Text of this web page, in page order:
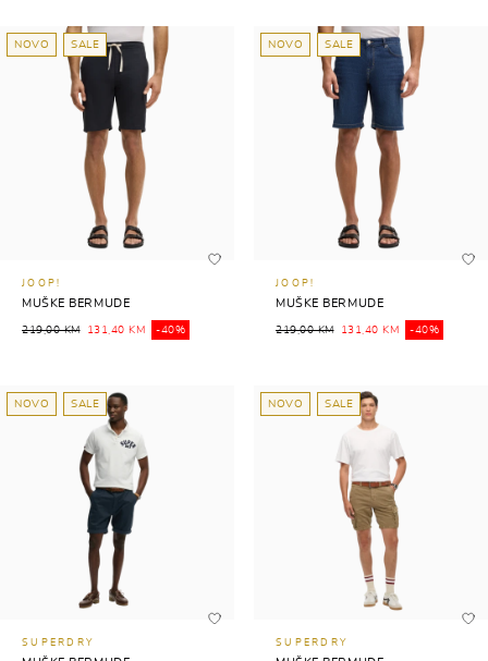
NOVO SALE
JOOP!
MUŠKE BERMUDE
219,00 KM 131,40 KM -40%
NOVO SALE
JOOP!
MUŠKE BERMUDE
219,00 KM 131,40 KM -40%
NOVO SALE
SUPERDRY
NOVO SALE
SUPERDRY